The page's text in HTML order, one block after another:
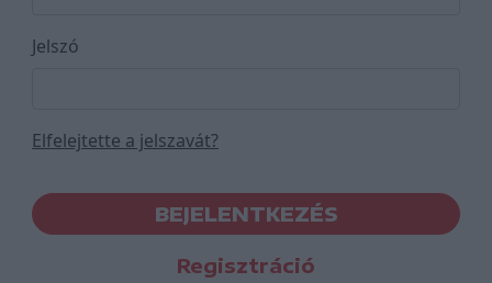
Jelszó
Elfelejtette a jelszavát?
BEJELENTKEZÉS
Regisztráció